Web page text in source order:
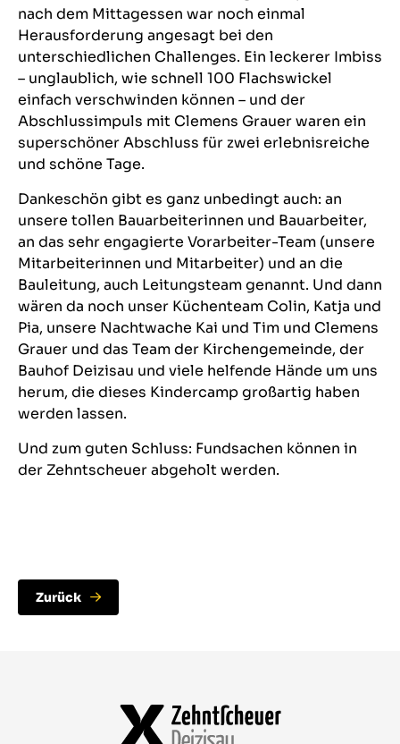
nach dem Mittagessen war noch einmal
Herausforderung angesagt bei den
unterschiedlichen Challenges. Ein leckerer Imbiss
– unglaublich, wie schnell 100 Flachswickel
einfach verschwinden können – und der
Abschlussimpuls mit Clemens Grauer waren ein
superschöner Abschluss für zwei erlebnisreiche
und schöne Tage.
Dankeschön gibt es ganz unbedingt auch: an
unsere tollen Bauarbeiterinnen und Bauarbeiter,
an das sehr engagierte Vorarbeiter-Team (unsere
Mitarbeiterinnen und Mitarbeiter) und an die
Bauleitung, auch Leitungsteam genannt. Und dann
wären da noch unser Küchenteam Colin, Katja und
Pia, unsere Nachtwache Kai und Tim und Clemens
Grauer und das Team der Kirchengemeinde, der
Bauhof Deizisau und viele helfende Hände um uns
herum, die dieses Kindercamp großartig haben
werden lassen.
Und zum guten Schluss: Fundsachen können in
der Zehntscheuer abgeholt werden.
Zurück